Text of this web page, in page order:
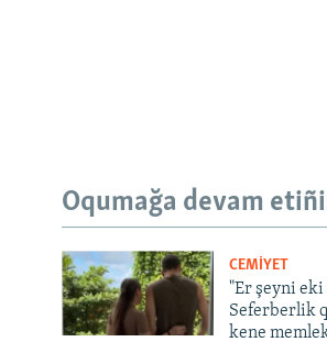
Oqumağa devam
CEMİYET
"Er şeyni
Seferberlik
kene